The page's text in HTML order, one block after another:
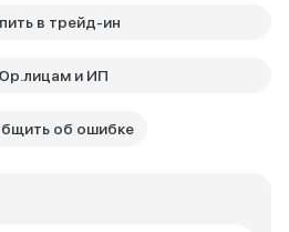
в трейд-ин
и ИП
об ошибке